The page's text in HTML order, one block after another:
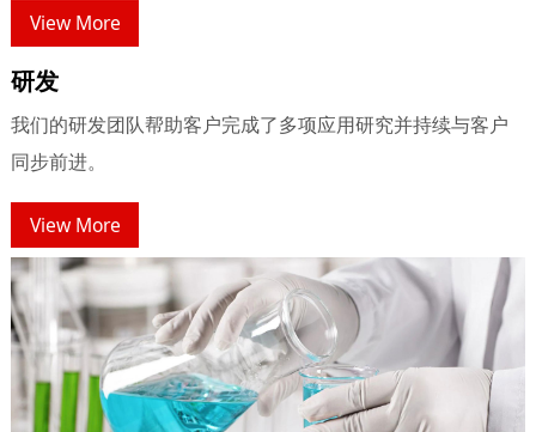
View More
研发
我们的研发团队帮助客户完成了多项应用研究并持续与客户
同步前进。
View More